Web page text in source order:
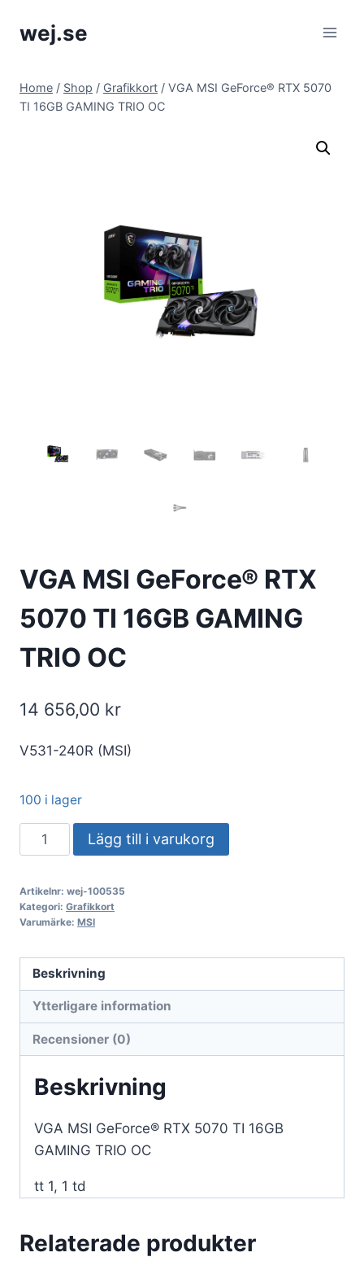
wej.se
Home / Shop / Grafikkort / VGA MSI GeForce® RTX 5070
TI 16GB GAMING TRIO OC
VGA MSI GeForce® RTX
5070 TI 16GB GAMING
TRIO OC
14 656,00 kr
V531-240R (MSI)
100 i lager
VGA
MSI
RTX
5070
16GB
GAMING
TRIO
mängd
Lägg till i varukorg
Artikelnr: wej-100535
Kategori: Grafikkort
Varumärke: MSI
Beskrivning
Ytterligare information
Recensioner (0)
Beskrivning
VGA MSI GeForce® RTX 5070 TI 16GB
GAMING TRIO OC
tt 1, 1 td
Relaterade produkter